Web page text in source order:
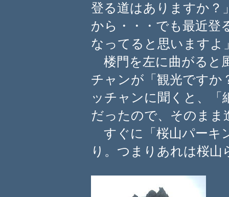
登る道はありますか？
から・・・でも最近登
なってると思いますよ
楼門を左に曲がると
チャンが「観光ですか
ッチャンに聞くと、
だったので、そのまま
すぐに「桜山パーキ
り。つまりあれは桜山